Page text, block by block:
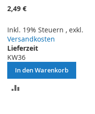
2,49 €
Inkl. 19% Steuern , exkl.
Versandkosten
Lieferzeit
KW36
In den Warenkorb